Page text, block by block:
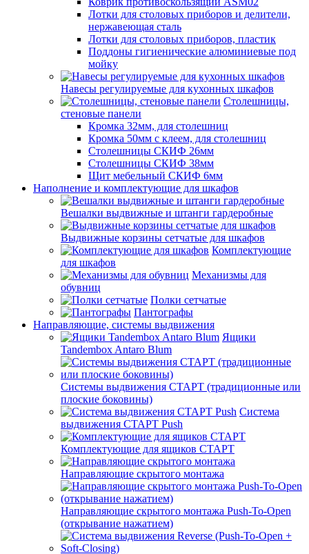
Лотки для столовых приборов и делители,
нержавеющая сталь
Лотки для столовых приборов, пластик
Поддоны гигиенические алюминиевые под
мойку
Навесы регулируемые для кухонных шкафов
Столешницы,
стеновые панели
Кромка 32мм, для столешниц
Кромка 50мм с клеем, для столешниц
Столешницы СКИФ 26мм
Столешницы СКИФ 38мм
Щит мебельный СКИФ 6мм
Наполнение и комплектующие для шкафов
Вешалки выдвижные и штанги гардеробные
Выдвижные корзины сетчатые для шкафов
Комплектующие
для шкафов
Механизмы для
обувниц
Полки сетчатые
Пантографы
Направляющие, системы выдвижения
Ящики
Tandembox Antaro Blum
Системы выдвижения СТАРТ (традиционные или
плоские боковины)
Система
выдвижения СТАРТ Push
Комплектующие для ящиков СТАРТ
Направляющие скрытого монтажа
Направляющие скрытого монтажа Push-To-Open
(открывание нажатием)